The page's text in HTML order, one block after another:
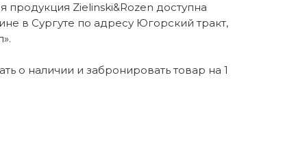
продукция Zielinski&Rozen доступна
в Сургуте по адресу Югорский тракт,
о наличии и забронировать товар на 1